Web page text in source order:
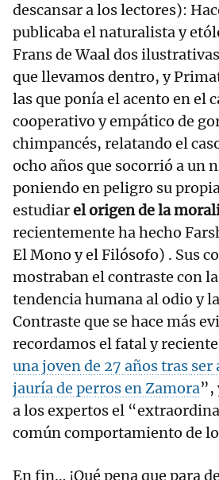
descansar a los lectores):
publicaba el naturalista y
Frans de Waal dos
que llevamos dentro, y
las que ponía el acento en el
cooperativo y empático de
chimpancés, relatando el
ocho años que socorrió a un
poniendo en peligro su
estudiarel origen de la
recientemente ha hecho
El Mono y el Filósofo) . Sus
mostraban el contraste con
tendencia humana al odio y
Contraste que se hace más
recordamos el fatal y
una joven de 27 años tras ser
jauría de perros en Zamora”,
a los expertos el
común comportamiento de
En fin… ¡Qué pena que para